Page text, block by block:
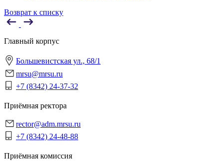
Возврат к списку
Главный корпус
Большевистская ул., 68/1
mrsu@mrsu.ru
+7 (8342) 24-37-32
Приёмная ректора
rector@adm.mrsu.ru
+7 (8342) 24-48-88
Приёмная комиссия